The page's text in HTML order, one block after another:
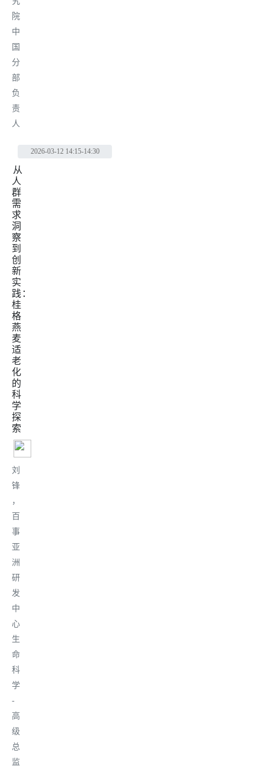
院
中
国
分
部
负
责
人
2026-03-12 14:15-14:30
从
人
群
需
求
洞
察
到
创
新
实
践：
桂
格
燕
麦
适
老
化
的
科
学
探
索
刘
锋
，
百
事
亚
洲
研
发
中
心
生
命
科
学
-
高
级
总
监